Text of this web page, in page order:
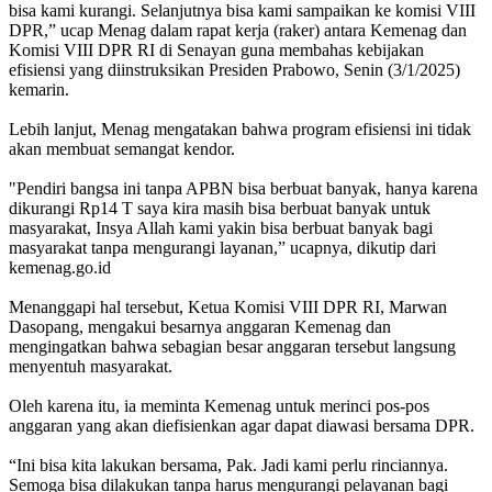
bisa kami kurangi. Selanjutnya bisa kami sampaikan ke komisi VIII
DPR,” ucap Menag dalam rapat kerja (raker) antara Kemenag dan
Komisi VIII DPR RI di Senayan guna membahas kebijakan
efisiensi yang diinstruksikan Presiden Prabowo, Senin (3/1/2025)
kemarin.
Lebih lanjut, Menag mengatakan bahwa program efisiensi ini tidak
akan membuat semangat kendor.
"Pendiri bangsa ini tanpa APBN bisa berbuat banyak, hanya karena
dikurangi Rp14 T saya kira masih bisa berbuat banyak untuk
masyarakat, Insya Allah kami yakin bisa berbuat banyak bagi
masyarakat tanpa mengurangi layanan,” ucapnya, dikutip dari
kemenag.go.id
Menanggapi hal tersebut, Ketua Komisi VIII DPR RI, Marwan
Dasopang, mengakui besarnya anggaran Kemenag dan
mengingatkan bahwa sebagian besar anggaran tersebut langsung
menyentuh masyarakat.
Oleh karena itu, ia meminta Kemenag untuk merinci pos-pos
anggaran yang akan diefisienkan agar dapat diawasi bersama DPR.
“Ini bisa kita lakukan bersama, Pak. Jadi kami perlu rinciannya.
Semoga bisa dilakukan tanpa harus mengurangi pelayanan bagi